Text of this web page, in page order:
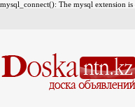
mysql_connect(): The mysql extension